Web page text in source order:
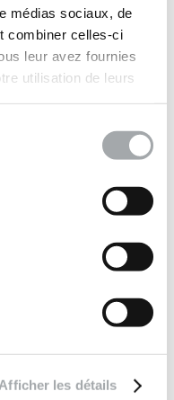
médias sociaux, de
combiner celles-ci
leur avez fournies
utilisation de leurs
Afficher les détails